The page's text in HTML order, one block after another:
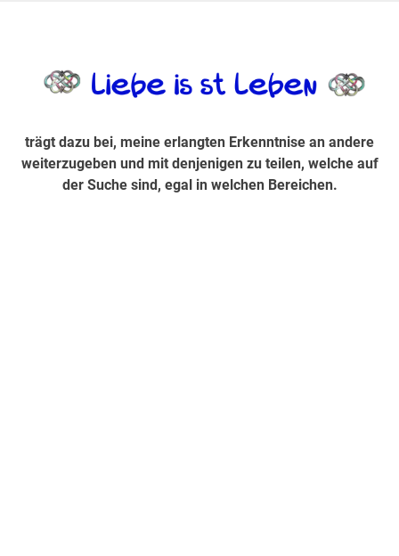
Suche sind, egal in welchen Bereichen.
trägt dazu bei, meine erlangten Erkenntnise an andere
weiterzugeben und mit denjenigen zu teilen, welche auf
der Suche sind, egal in welchen Bereichen.